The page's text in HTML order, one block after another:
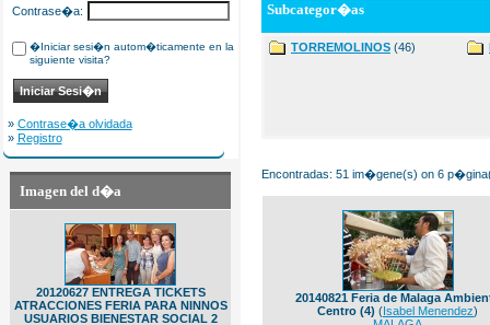
Contrase�a:
�Iniciar sesi�n autom�ticamente en la
siguiente visita?
» Contrase�a olvidada
» Registro
Imagen del d�a
20120627 ENTREGA TICKETS
ATRACCIONES FERIA PARA NINNOS
USUARIOS BIENESTAR SOCIAL 2
Subcategor�as
TORREMOLINOS (46)
Encontradas: 51 im�gene(s) on 6
20140821 Feria de Malaga
Centro (4) (Isabel Menendez)